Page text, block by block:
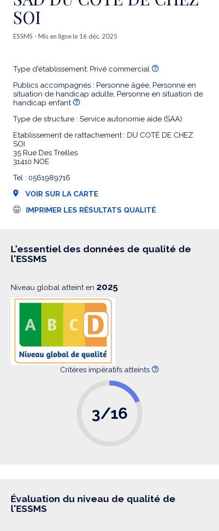
SOI
ESSMS - Mis en ligne le 16 déc. 2025
Type d'établissement: Privé commercial
Publics accompagnés : Personne âgée, Personne en
situation de handicap adulte, Personne en situation de
handicap enfant
Type de structure : Service autonomie aide (SAA)
Etablissement de rattachement : DU COTÉ DE CHEZ
SOI
35 Rue Des Treilles
31410 NOE
Tel : 0561989716
VOIR SUR LA CARTE
I
s
i
IMPRIMER LES RÉSULTATS QUALITÉ
L'essentiel des données de qualité de
l'ESSMS
Niveau global atteint en 2025
Critères impératifs atteints
3/16
Évaluation du niveau de qualité de
l'ESSMS